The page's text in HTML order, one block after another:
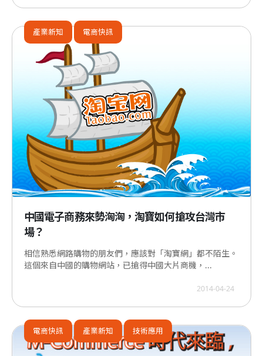
中國電子商務來勢洶洶，淘寶如何搶攻台灣市
場？
相信熟悉網路購物的朋友們，應該對「淘寶網」都不陌生。
這個來自中國的購物網站，已搶得中國大片商機，...
2014-04-24
產業新知 電商快訊
電商快訊 產業新知 技術應用